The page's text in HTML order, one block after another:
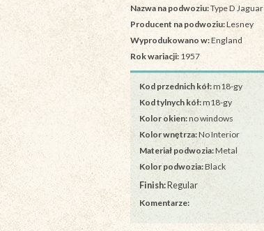
Nazwa na podwoziu:Type D Jaguar
Producent na podwoziu:Lesney
Wyprodukowano w:England
Rok wariacji: 1957
Kod przednich kół:m18-gy
Kod tylnych kół:m18-gy
Kolor okien:no windows
Kolor wnętrza:No Interior
Materiał podwozia:Metal
Kolor podwozia:Black
Finish:Regular
Komentarze: